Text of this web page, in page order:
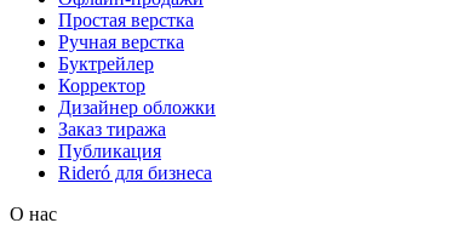
Простая верстка
Ручная верстка
Буктрейлер
Корректор
Дизайнер обложки
Заказ тиража
Публикация
Rideró для бизнеса
О нас